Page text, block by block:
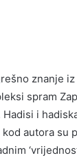
znanje
spram
i
autora su